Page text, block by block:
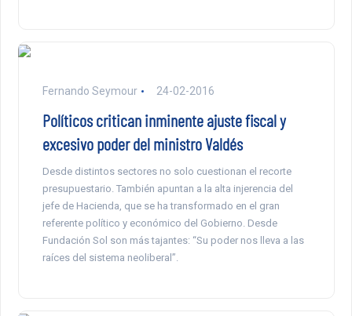
Fernando Seymour 24-02-2016
Políticos critican inminente ajuste fiscal y
excesivo poder del ministro Valdés
Desde distintos sectores no solo cuestionan el recorte
presupuestario. También apuntan a la alta injerencia del
jefe de Hacienda, que se ha transformado en el gran
referente político y económico del Gobierno. Desde
Fundación Sol son más tajantes: “Su poder nos lleva a las
raíces del sistema neoliberal”.